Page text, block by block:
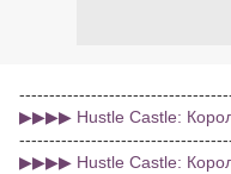
▶▶▶▶ Hustle Castle:
▶▶▶▶ Hustle Castle: